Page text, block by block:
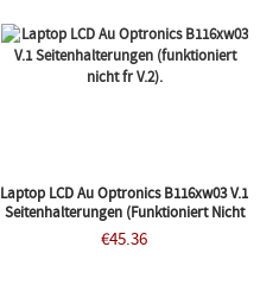
Laptop LCD Au Optronics B116xw03 V.1
Seitenhalterungen (funktioniert Nicht
Fr V.2).
€45.36